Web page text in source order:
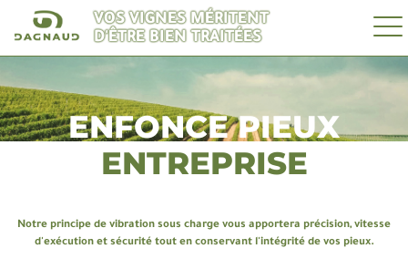
VOS VIGNES MÉRITENT
D'ÊTRE BIEN TRAITÉES
ENFONCE PIEUX
ENTREPRISE
Notre principe de vibration sous charge vous apportera précision, vitesse
d'exécution et sécurité tout en conservant l'intégrité de vos pieux.